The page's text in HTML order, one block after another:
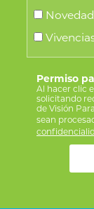
Permiso
Al hacer clic
solicitando
de Visión
sean